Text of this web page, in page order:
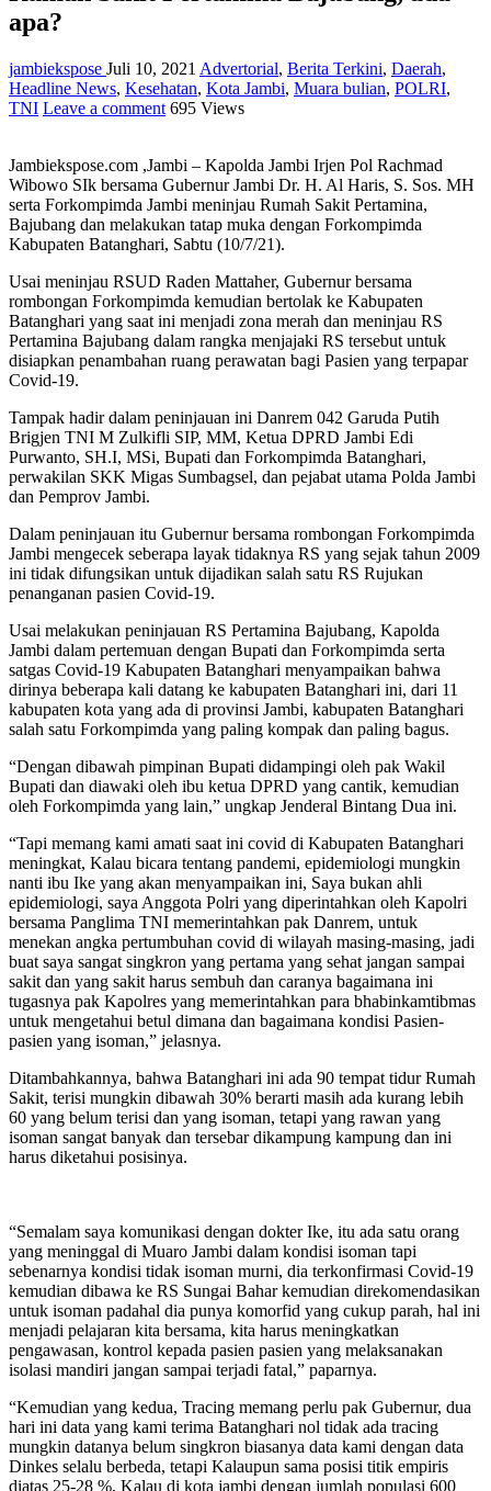
apa?
jambiekspose Juli 10, 2021 Advertorial, Berita Terkini, Daerah,
Headline News, Kesehatan, Kota Jambi, Muara bulian, POLRI,
TNI Leave a comment 695 Views
Jambiekspose.com ,Jambi – Kapolda Jambi Irjen Pol Rachmad
Wibowo SIk bersama Gubernur Jambi Dr. H. Al Haris, S. Sos. MH
serta Forkompimda Jambi meninjau Rumah Sakit Pertamina,
Bajubang dan melakukan tatap muka dengan Forkompimda
Kabupaten Batanghari, Sabtu (10/7/21).
Usai meninjau RSUD Raden Mattaher, Gubernur bersama
rombongan Forkompimda kemudian bertolak ke Kabupaten
Batanghari yang saat ini menjadi zona merah dan meninjau RS
Pertamina Bajubang dalam rangka menjajaki RS tersebut untuk
disiapkan penambahan ruang perawatan bagi Pasien yang terpapar
Covid-19.
Tampak hadir dalam peninjauan ini Danrem 042 Garuda Putih
Brigjen TNI M Zulkifli SIP, MM, Ketua DPRD Jambi Edi
Purwanto, SH.I, MSi, Bupati dan Forkompimda Batanghari,
perwakilan SKK Migas Sumbagsel, dan pejabat utama Polda Jambi
dan Pemprov Jambi.
Dalam peninjauan itu Gubernur bersama rombongan Forkompimda
Jambi mengecek seberapa layak tidaknya RS yang sejak tahun 2009
ini tidak difungsikan untuk dijadikan salah satu RS Rujukan
penanganan pasien Covid-19.
Usai melakukan peninjauan RS Pertamina Bajubang, Kapolda
Jambi dalam pertemuan dengan Bupati dan Forkompimda serta
satgas Covid-19 Kabupaten Batanghari menyampaikan bahwa
dirinya beberapa kali datang ke kabupaten Batanghari ini, dari 11
kabupaten kota yang ada di provinsi Jambi, kabupaten Batanghari
salah satu Forkompimda yang paling kompak dan paling bagus.
“Dengan dibawah pimpinan Bupati didampingi oleh pak Wakil
Bupati dan diawaki oleh ibu ketua DPRD yang cantik, kemudian
oleh Forkompimda yang lain,” ungkap Jenderal Bintang Dua ini.
“Tapi memang kami amati saat ini covid di Kabupaten Batanghari
meningkat, Kalau bicara tentang pandemi, epidemiologi mungkin
nanti ibu Ike yang akan menyampaikan ini, Saya bukan ahli
epidemiologi, saya Anggota Polri yang diperintahkan oleh Kapolri
bersama Panglima TNI memerintahkan pak Danrem, untuk
menekan angka pertumbuhan covid di wilayah masing-masing, jadi
buat saya sangat singkron yang pertama yang sehat jangan sampai
sakit dan yang sakit harus sembuh dan caranya bagaimana ini
tugasnya pak Kapolres yang memerintahkan para bhabinkamtibmas
untuk mengetahui betul dimana dan bagaimana kondisi Pasien-
pasien yang isoman,” jelasnya.
Ditambahkannya, bahwa Batanghari ini ada 90 tempat tidur Rumah
Sakit, terisi mungkin dibawah 30% berarti masih ada kurang lebih
60 yang belum terisi dan yang isoman, tetapi yang rawan yang
isoman sangat banyak dan tersebar dikampung kampung dan ini
harus diketahui posisinya.
“Semalam saya komunikasi dengan dokter Ike, itu ada satu orang
yang meninggal di Muaro Jambi dalam kondisi isoman tapi
sebenarnya kondisi tidak isoman murni, dia terkonfirmasi Covid-19
kemudian dibawa ke RS Sungai Bahar kemudian direkomendasikan
untuk isoman padahal dia punya komorfid yang cukup parah, hal ini
menjadi pelajaran kita bersama, kita harus meningkatkan
pengawasan, kontrol kepada pasien pasien yang melaksanakan
isolasi mandiri jangan sampai terjadi fatal,” paparnya.
“Kemudian yang kedua, Tracing memang perlu pak Gubernur, dua
hari ini data yang kami terima Batanghari nol tidak ada tracing
mungkin datanya belum singkron biasanya data kami dengan data
Dinkes selalu berbeda, tetapi Kalaupun sama posisi titik empiris
diatas 25-28 %, Kalau di kota jambi dengan jumlah populasi 600